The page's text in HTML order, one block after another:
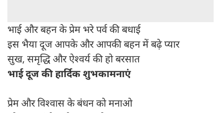
भाई और बहन के प्रेम भरे पर्व की बधाई
इस भैया दूज आपके और आपकी बहन में बढ़े प्यार
सुख, समृद्धि और ऐश्वर्य की हो बरसात
भाई दूज की हार्दिक शुभकामनाएं
प्रेम और विश्वास के बंधन को मनाओ